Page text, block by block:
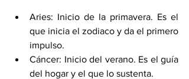
Aries: Inicio de la primavera. Es el
que inicia el zodiaco y da el primero
impulso.
Cáncer: Inicio del verano. Es el guía
del hogar y el que lo sustenta.